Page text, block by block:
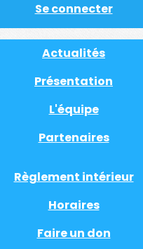
Se connecter
Actualités
Présentation
L'équipe
Partenaires
Règlement intérieur
Horaires
Faire un don